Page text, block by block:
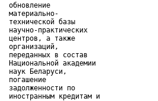
  обновление
  материально-
  технической базы
  научно-практических
  центров, а также
  организаций,
  переданных в состав
  Национальной академии
  наук Беларуси,
  погашение
  задолженности по
  иностранным кредитам и